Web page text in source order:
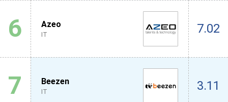
6 Azeo
IT 7.02
7 Beezen
IT 3.11